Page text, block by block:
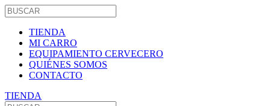
TIENDA
MI CARRO
EQUIPAMIENTO CERVECERO
QUIÉNES SOMOS
CONTACTO
TIENDA